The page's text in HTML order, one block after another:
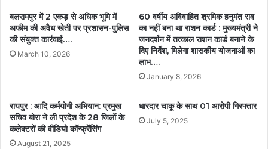
बलरामपुर में 2 एकड़ से अधिक भूमि में
अफीम की अवैध खेती पर प्रशासन-पुलिस
की संयुक्त कार्रवाई….
March 10, 2026
60 वर्षीय अविवाहित श्रमिक हनुमंत राव
का नहीं बना था राशन कार्ड : मुख्यमंत्री ने
जनदर्शन में तत्काल राशन कार्ड बनाने के
दिए निर्देश, मिलेगा शासकीय योजनाओं का
लाभ….
January 8, 2026
रायपुर : आदि कर्मयोगी अभियान: प्रमुख
सचिव बोरा ने ली प्रदेश के 28 जिलों के
कलेक्टरों की वीडियो कॉन्फ्रेंसिंग
August 21, 2025
धारदार चाकू के साथ 01 आरोपी गिरफ्तार
July 5, 2025